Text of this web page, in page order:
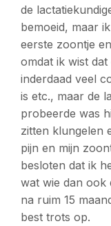
de
bemoeid, maar
eerste zoontje
omdat ik wist
inderdaad veel
is etc., maar de
probeerde was
zitten klungelen
pijn en mijn
besloten dat ik
wat wie dan ook
na ruim 15
best trots op.